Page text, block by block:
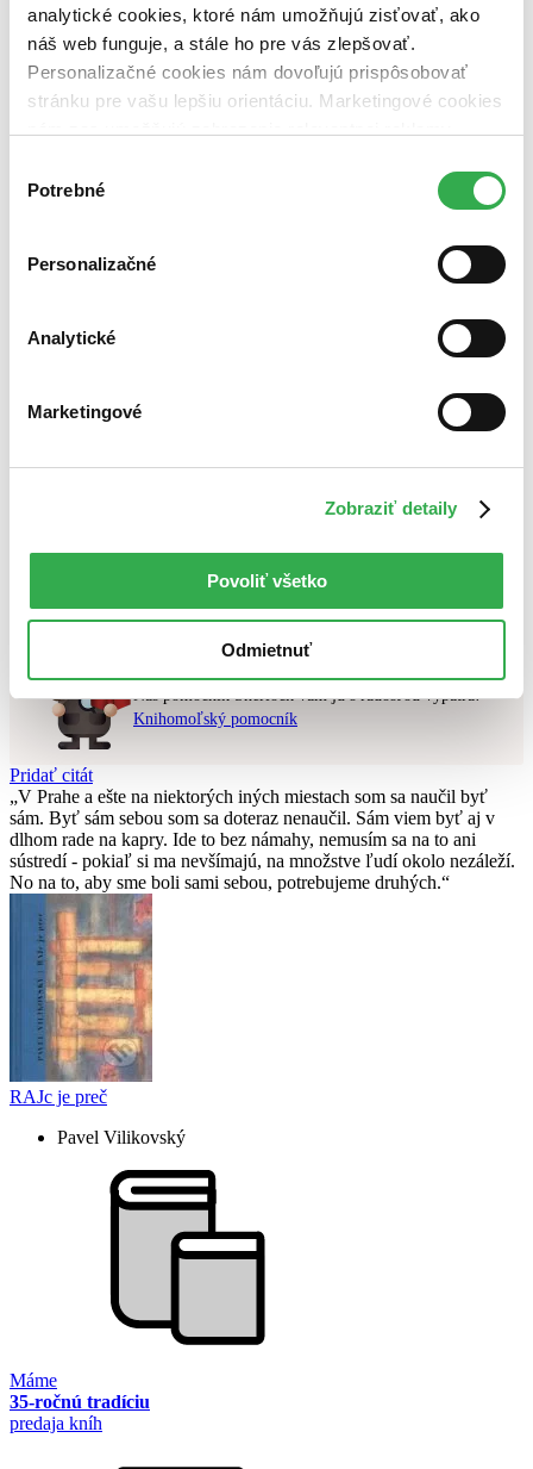
analytické cookies, ktoré nám umožňujú zisťovať, ako
náš web funguje, a stále ho pre vás zlepšovať.
Personalizačné cookies nám dovoľujú prispôsobovať
stránku pre vašu lepšiu orientáciu. Marketingové cookies
nám pomohlo, keby sme mohli používať všetky tieto
súhlasu
Potrebné
Personalizačné
Analytické
Marketingové
Zobraziť detaily
Povoliť všetko
Odmietnuť
čítaná (0 titulov)čítaná
čítaná - výborný stav (0 titulov)čítaná - výborný stav
čítaná - mierne opotrebovaná (0 titulov)
čítaná - mierne
opotrebovaná
čítané verzie vypredaných kníh (0 titulov)čítané verzie
Bestsellery
Top hodnotené
Najlacnejšie
Skúste prosím zmeniť vyhľadávaný výraz.
Náš pomocník Sherlock vám ju s radosťou vypátra!
Knihomoľský pomocník
Pridať citát
V Prahe a ešte na niektorých iných miestach som sa naučil byť
sám. Byť sám sebou som sa doteraz nenaučil. Sám viem byť aj v
dlhom rade na kapry. Ide to bez námahy, nemusím sa na to ani
sústredí - pokiaľ si ma nevšímajú, na množstve ľudí okolo nezáleží.
No na to, aby sme boli sami sebou, potrebujeme druhých.
RAJc je preč
Pavel Vilikovský
Máme
35-ročnú tradíciu
predaja kníh